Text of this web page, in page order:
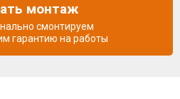
монтаж
смонтируем
гарантию на работы